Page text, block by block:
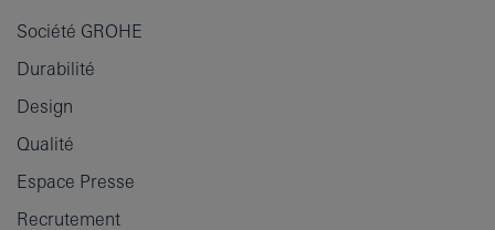
Société GROHE
Durabilité
Design
Qualité
Espace Presse
Recrutement